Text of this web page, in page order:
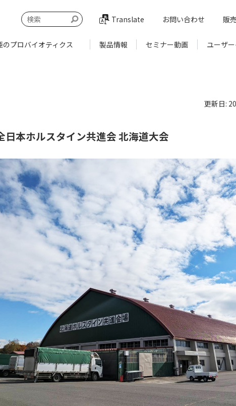
Translate お問い合わせ 販
のプロバイオティクス 製品情報 セミナー動画 ユーザ
更新日:
日本ホルスタイン共進会 北海道大会